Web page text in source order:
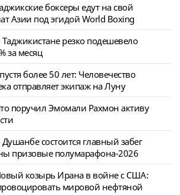
боксеры едут на свой
Азии под эгидой World Boxing
Таджикистане резко подешевело
за месяц
более 50 лет: Человечество
отправляет экипаж на Луну
поручил Эмомали Рахмон активу
Душанбе состоится главный забег
призовые полумарафона-2026
козырь Ирана в войне с США:
мировой нефтяной